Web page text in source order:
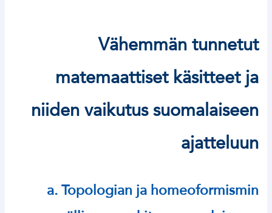
Vähemmän tunnetut
matemaattiset käsitteet ja
niiden vaikutus suomalaiseen
ajatteluun
a. Topologian ja homeoformismin